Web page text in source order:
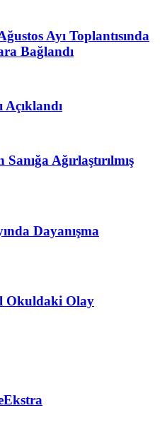
Ayı Toplantısında
Bağlandı
Ağırlaştırılmış
Dayanışma
Okuldaki Olay
Ekstra